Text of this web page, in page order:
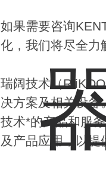
如果需要咨询
化，我们将尽全力
瑞阔技术（
决方案及相关设备
技术*的产品和服
及产品应用，以提